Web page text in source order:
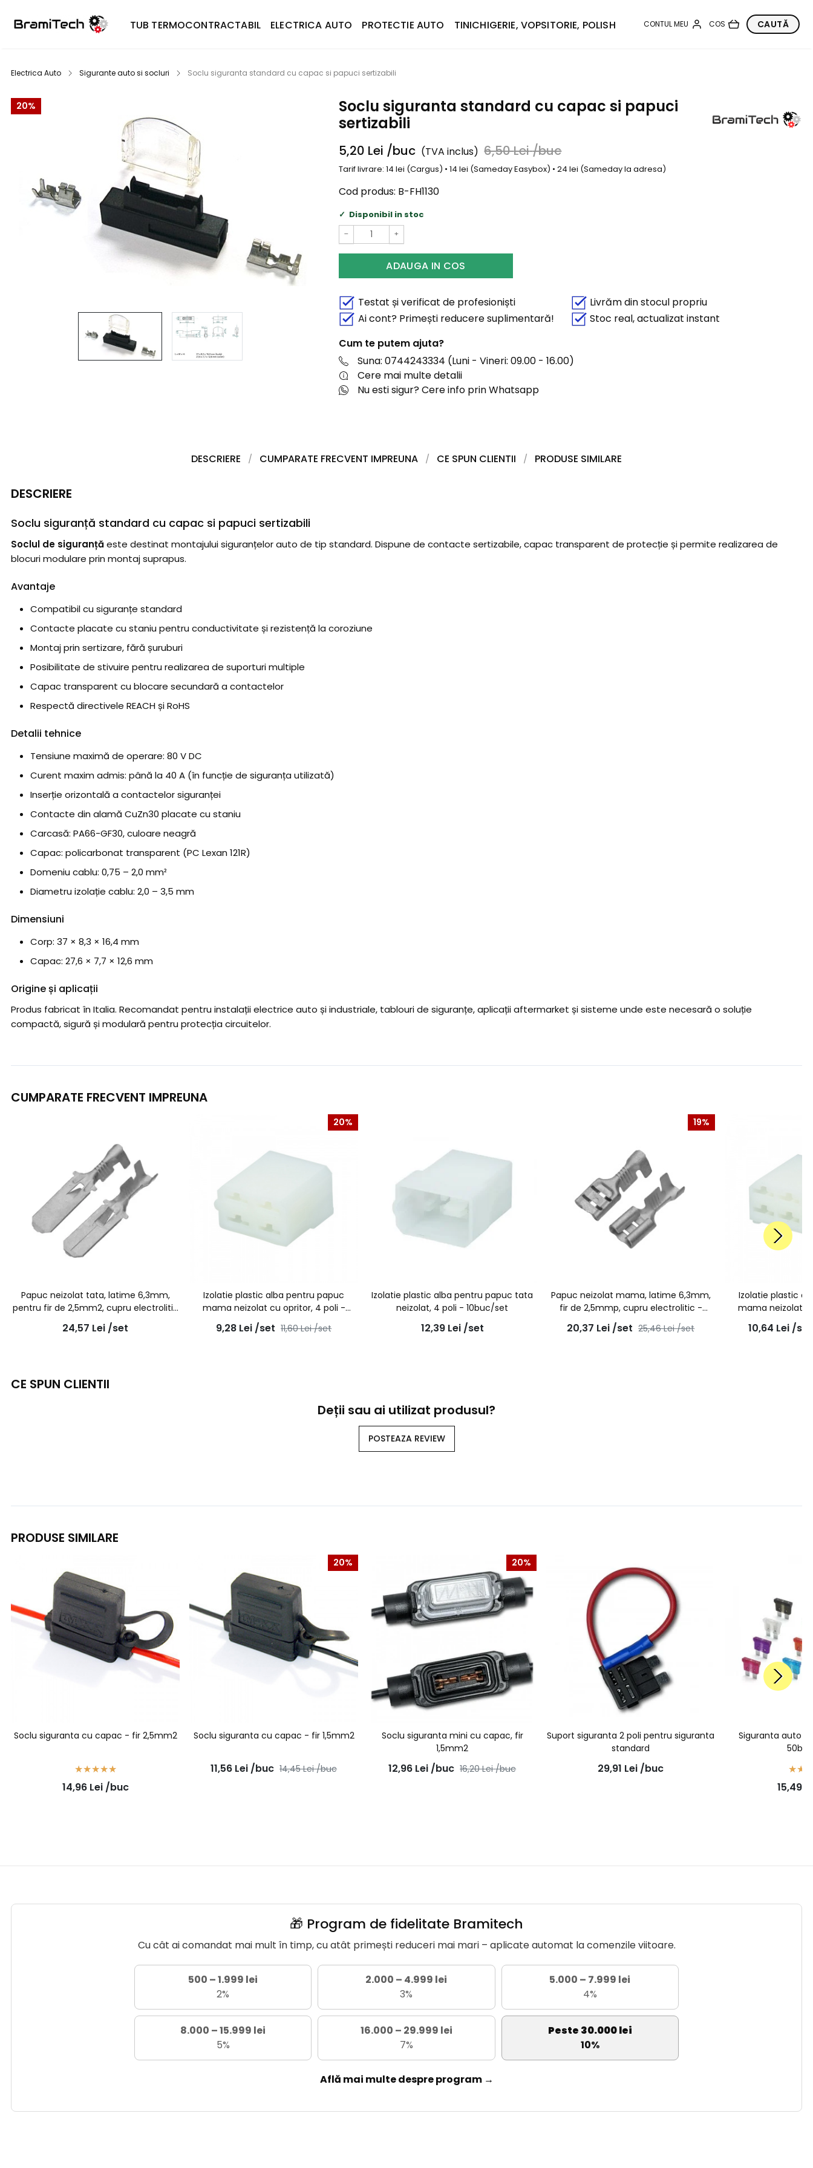
TUB TERMOCONTRACTABIL ELECTRICA AUTO PROTECTIE AUTO TINICHIGERIE, VOPSITORIE, POLISH
Electrica Auto Sigurante auto si socluri Soclu siguranta standard cu capac si papuci sertizabili
20%
Soclu siguranta standard cu capac si papuci
sertizabili
5,20 Lei /buc (TVA inclus) 6,50Lei/buc
Tarif livrare: 14 lei (Cargus) • 14 lei (Sameday Easybox) • 24 lei (Sameday la adresa)
Cod produs: B-FH1130
Disponibil in stoc
− +
ADAUGA IN COS
Testat și verificat de profesioniști
Livrăm din stocul propriu
Ai cont? Primești reducere suplimentară!
Stoc real, actualizat instant
Cum te putem ajuta?
Suna: 0744243334 (Luni - Vineri: 09.00 - 16.00)
Cere mai multe detalii
Nu esti sigur? Cere info prin Whatsapp
DESCRIERE CUMPARATE FRECVENT IMPREUNA CE SPUN CLIENTII PRODUSE SIMILARE
DESCRIERE
Soclu siguranță standard cu capac si papuci sertizabili
Soclul de siguranțăeste destinat montajului siguranțelor auto de tip standard. Dispune de contacte sertizabile, capac transparent de protecție și permite realizarea de
blocuri modulare prin montaj suprapus.
Avantaje
Compatibil cu siguranțe standard
Contacte placate cu staniu pentru conductivitate și rezistență la coroziune
Montaj prin sertizare, fără șuruburi
Posibilitate de stivuire pentru realizarea de suporturi multiple
Capac transparent cu blocare secundară a contactelor
Respectă directivele REACH și RoHS
Detalii tehnice
Tensiune maximă de operare: 80 V DC
Curent maxim admis: până la 40 A (în funcție de siguranța utilizată)
Inserție orizontală a contactelor siguranței
Contacte din alamă CuZn30 placate cu staniu
Carcasă: PA66-GF30, culoare neagră
Capac: policarbonat transparent (PC Lexan 121R)
Domeniu cablu: 0,75 – 2,0 mm²
Diametru izolație cablu: 2,0 – 3,5 mm
Dimensiuni
Corp: 37 × 8,3 × 16,4 mm
Capac: 27,6 × 7,7 × 12,6 mm
Origine și aplicații
Produs fabricat în Italia. Recomandat pentru instalații electrice auto și industriale, tablouri de siguranțe, aplicații aftermarket și sisteme unde este necesară o soluție
compactă, sigură și modulară pentru protecția circuitelor.
CUMPARATE FRECVENT IMPREUNA
Papuc neizolat tata, latime 6,3mm,
pentru fir de 2,5mm2, cupru electrolitic
- 100buc/set
24,57 Lei /set
20%
Izolatie plastic alba pentru papuc
mama neizolat cu opritor, 4 poli -
10buc/set
9,28 Lei /set 11,60Lei /set
Izolatie plastic alba pentru papuc tata
neizolat, 4 poli - 10buc/set
12,39 Lei /set
19%
Papuc neizolat mama, latime 6,3mm,
fir de 2,5mmp, cupru electrolitic -
100buc/set
20,37 Lei /set 25,46Lei /set
Izolatie plastic
mama neizolat
10,64 Lei /set
CE SPUN CLIENTII
Deții sau ai utilizat produsul?
POSTEAZA REVIEW
PRODUSE SIMILARE
Soclu siguranta cu capac - fir 2,5mm2
14,96 Lei /buc
20%
Soclu siguranta cu capac - fir 1,5mm2
11,56 Lei /buc 14,45Lei /buc
20%
Soclu siguranta mini cu capac, fir
1,5mm2
12,96 Lei /buc 16,20Lei /buc
Suport siguranta 2 poli pentru siguranta
standard
29,91 Lei /buc
Siguranta auto
15,49
🎁 Program de fidelitate Bramitech
Cu cât ai comandat mai mult în timp, cu atât primești reduceri mai mari – aplicate automat la comenzile viitoare.
500 – 1.999 lei
2%
2.000 – 4.999 lei
3%
5.000 – 7.999 lei
4%
8.000 – 15.999 lei
5%
16.000 – 29.999 lei
7%
Peste 30.000 lei
10%
Află mai multe despre program →